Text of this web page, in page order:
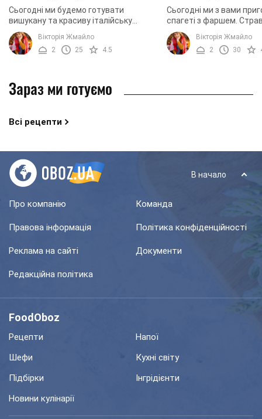
Сьогодні ми будемо готувати
вишукану та красиву італійську
страву, яка має нотки українського
смаку. Сьогодні ми приготуємо
спагеті з фрикадельками. ...
Вікторія Жмайло
2
25 4.5
Сьогодні ми з вами
спагеті з фаршем.
надзвичайно швидка у
не містить якихось
інгредієнтів чи
Вікторія Жмайло
2
30
Зараз ми готуємо
Всі рецепти
В начало
Про компанію Команда
Правова інформація Політика конфіденційності
Реклама на сайті Документи
Редакційна політика
FoodOboz
Рецепти
Напої
Шефи
Кухні світу
Підбірки
Інгрідієнти
Новини кулінарії